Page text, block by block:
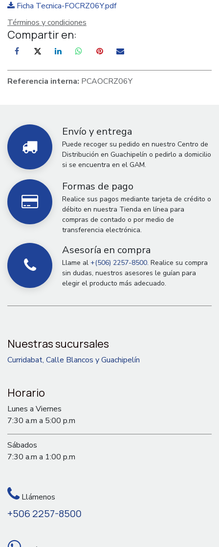
Ficha Tecnica-FOCRZ06Y.pdf
Términos y condiciones
Compartir en:
Referencia interna: PCAOCRZ06Y
Envío y entrega
Puede recoger su pedido en nuestro Centro de
Distribución en Guachipelín o pedirlo a domicilio
si se encuentra en el GAM.
Formas de pago
Realice sus pagos mediante tarjeta de crédito o
débito en nuestra Tienda en línea para
compras de contado o por medio de
transferencia electrónica.
Asesoría en compra
Llame al +(506) 2257-8500. Realice su compra
sin dudas, nuestros asesores le guían para
elegir el producto más adecuado.
Nuestras sucursales
Curridabat, Calle Blancos y Guachipelín
Horario
Lunes a Viernes
7:30 a.m a 5:00 p.m
Sábados
7:30 a.m a 1:00 p.m
Llámenos
+506 2257-8500